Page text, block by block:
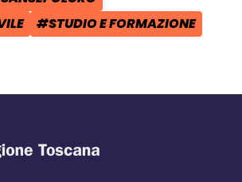
TAG:
#STUDIO E FORMAZIONE